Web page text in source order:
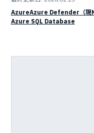
AzureAzure Defender（現
Azure SQL Database